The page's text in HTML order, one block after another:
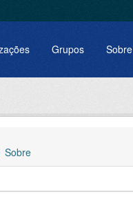
Grupos Sobre
Sobre